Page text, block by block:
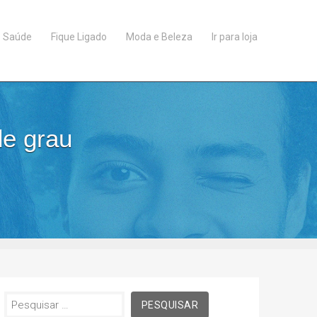
Saúde Fique Ligado Moda e Beleza Ir para loja
grau
Pesquisar